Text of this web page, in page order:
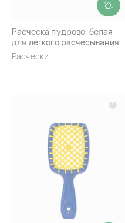
Расческа пудрово-белая
для легкого расчесывания
волос Janeke Superbrush
Расчески